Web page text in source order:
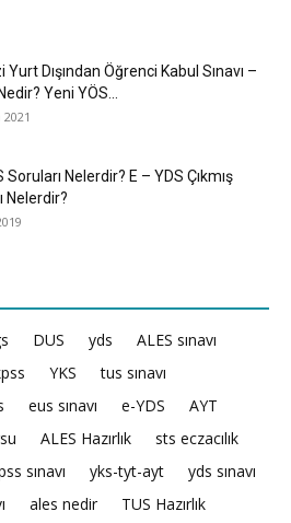
Yurt Dışından Öğrenci Kabul Sınavı –
Yeni YÖS...
2021
Soruları Nelerdir? E – YDS Çıkmış
Nelerdir?
DUS yds
ALES sınavı
YKS
tus sınavı
eus sınavı e-YDS
AYT
ALES Hazırlık
sts eczacılık
sınavı yks-tyt-ayt
yds sınavı
ales nedir
TUS Hazırlık